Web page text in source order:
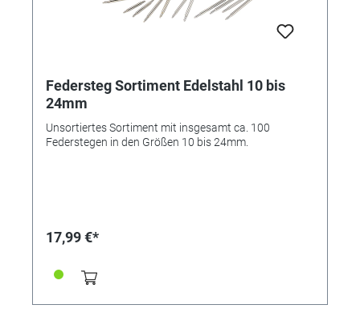
Federsteg Sortiment Edelstahl 10 bis
24mm
Unsortiertes Sortiment mit insgesamt ca. 100
Federstegen in den Größen 10 bis 24mm.
17,99 €*